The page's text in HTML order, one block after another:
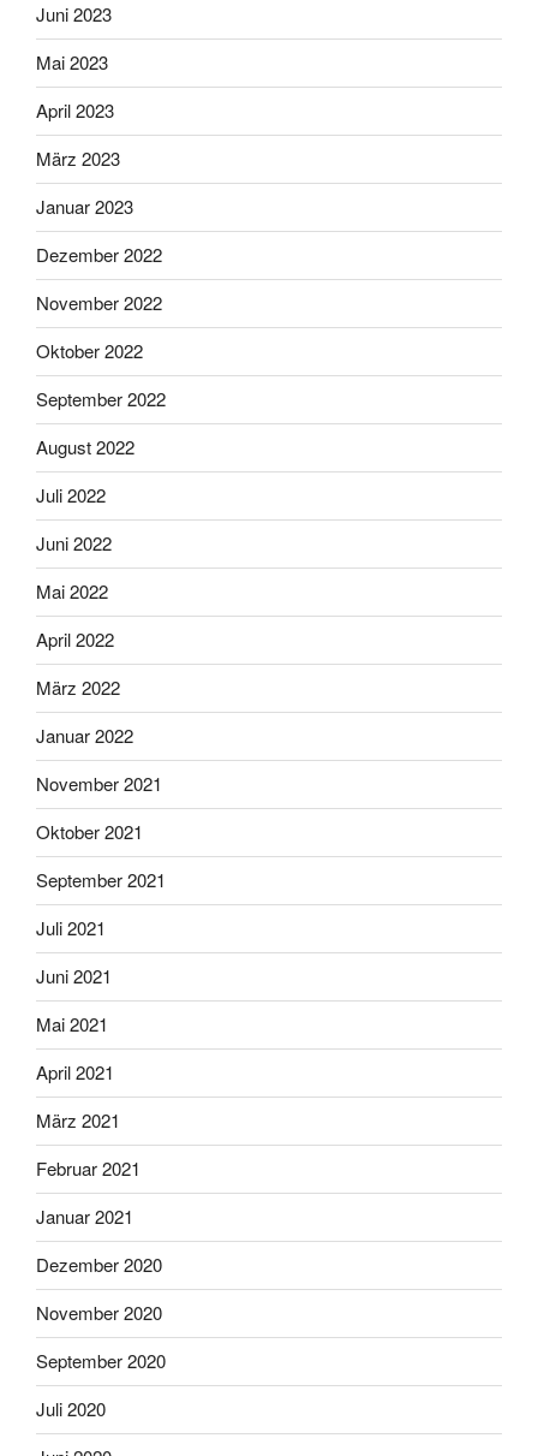
Juni 2023
Mai 2023
April 2023
März 2023
Januar 2023
Dezember 2022
November 2022
Oktober 2022
September 2022
August 2022
Juli 2022
Juni 2022
Mai 2022
April 2022
März 2022
Januar 2022
November 2021
Oktober 2021
September 2021
Juli 2021
Juni 2021
Mai 2021
April 2021
März 2021
Februar 2021
Januar 2021
Dezember 2020
November 2020
September 2020
Juli 2020